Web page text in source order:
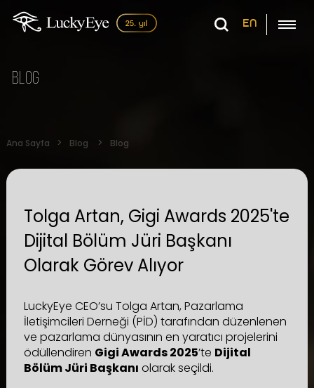
EN
Blog
Ana Sayfa Blog Blog
Tolga Artan, Gigi Awards 2025'te
Dijital Bölüm Jüri Başkanı
Olarak Görev Alıyor
LuckyEye CEO’su Tolga Artan, Pazarlama
İletişimcileri Derneği (PİD) tarafından düzenlenen
ve pazarlama dünyasının en yaratıcı projelerini
ödüllendiren Gigi Awards 2025’te Dijital
Bölüm Jüri Başkanı olarak seçildi.